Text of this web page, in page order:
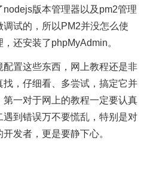
版本管理器以及pm2管理
试的，所以PM2并没怎么使
还安装了phpMyAdmin。
配置这些东西，网上教程还是非
，仔细看、多尝试，搞定它并
一对于网上的教程一定要认真
到错误万不要慌乱，特别是对
发者，更是要静下心。